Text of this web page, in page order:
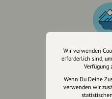
Wir sind
Wir verwenden
erforderlich sind,
Verfügung
Wenn Du Deine
verwenden wir